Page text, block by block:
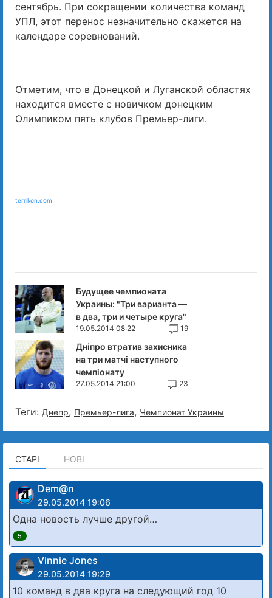
сентябрь. При сокращении количества команд
УПЛ, этот перенос незначительно скажется на
календаре соревнований.
Отметим, что в Донецкой и Луганской областях
находится вместе с новичком донецким
Олимпиком пять клубов Премьер-лиги.
terrikon.com
Будущее чемпионата
Украины: "Три варианта —
в два, три и четыре круга"
19.05.2014 08:22 19
Дніпро втратив захисника
на три матчі наступного
чемпіонату
27.05.2014 21:00 23
Теги: Днепр, Премьер-лига, Чемпионат Украины
СТАРІ НОВІ
Dem@n
29.05.2014 19:06
Одна новость лучше другой…
5
Vinnie Jones
29.05.2014 19:29
10 команд в два круга на следующий год 10